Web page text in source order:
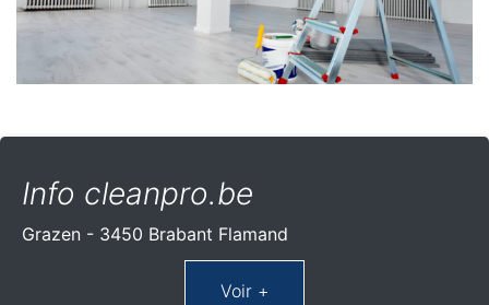
Info cleanpro.be
Grazen - 3450 Brabant Flamand